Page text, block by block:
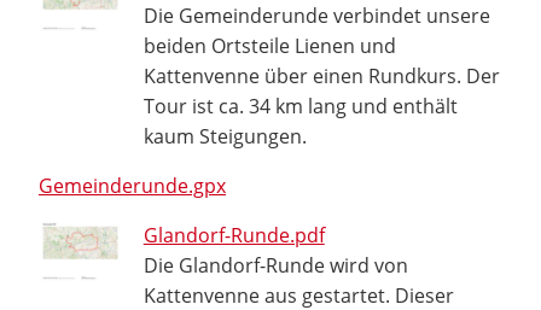
Die Gemeinderunde verbindet unsere
beiden Ortsteile Lienen und
Kattenvenne über einen Rundkurs. Der
Tour ist ca. 34 km lang und enthält
kaum Steigungen.
Gemeinderunde.gpx
Glandorf-Runde.pdf
Die Glandorf-Runde wird von
Kattenvenne aus gestartet. Dieser